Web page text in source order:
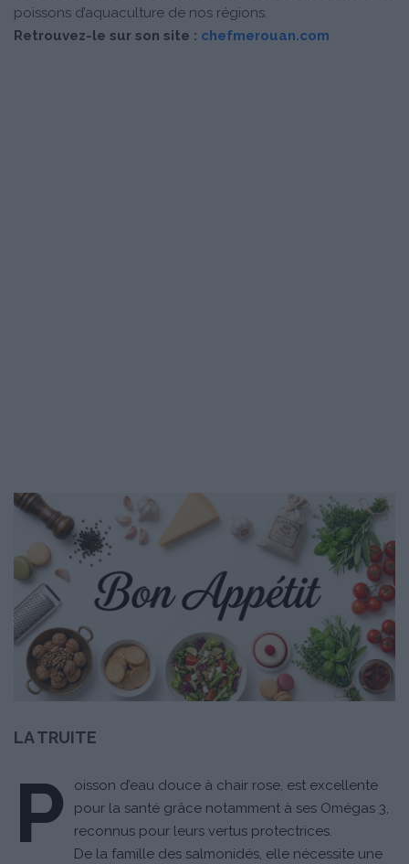
poissons d’aquaculture de nos régions.
Retrouvez-le sur son site : chefmerouan.com
LA TRUITE
P
oisson d’eau douce à chair rose, est excellente
pour la santé grâce notamment à ses Omégas 3,
reconnus pour leurs vertus protectrices.
De la famille des salmonidés, elle nécessite une